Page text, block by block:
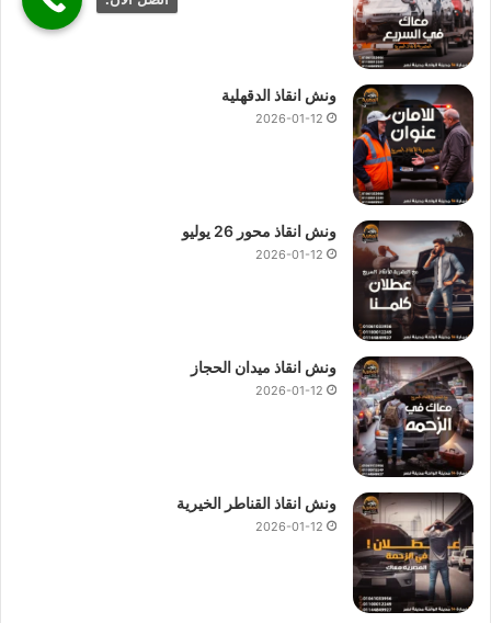
ونش انقاذ الدقهلية
2026-01-12
ونش انقاذ محور 26 يوليو
2026-01-12
ونش انقاذ ميدان الحجاز
2026-01-12
ونش انقاذ القناطر الخيرية
2026-01-12